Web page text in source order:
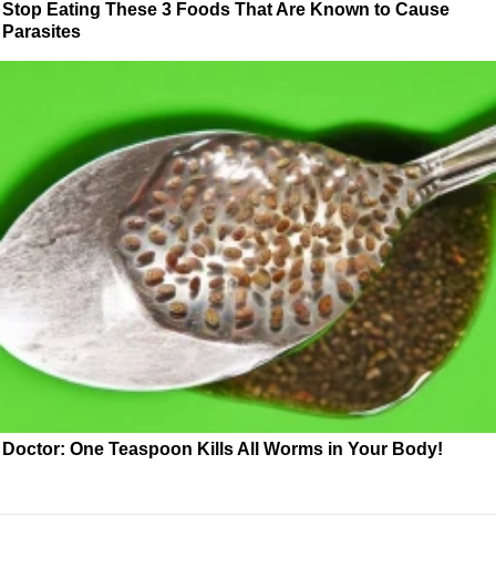
Stop Eating These 3 Foods That Are Known to Cause
Parasites
Doctor: One Teaspoon Kills All Worms in Your Body!